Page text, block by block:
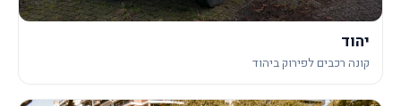
יהוד
קונה רכבים לפירוק ביהוד